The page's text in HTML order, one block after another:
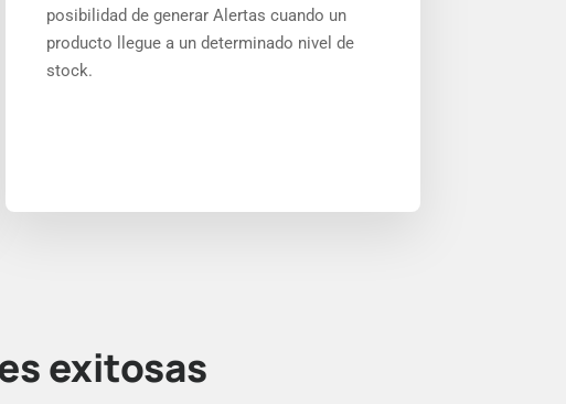
posibilidad de generar Alertas cuando un
producto llegue a un determinado nivel de
stock.
exitosas